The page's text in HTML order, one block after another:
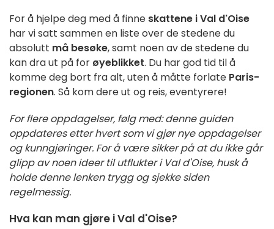
For å hjelpe deg med å finne skattene i Val d'Oise
har vi satt sammen en liste over de stedene du
absolutt må besøke, samt noen av de stedene du
kan dra ut på for øyeblikket. Du har god tid til å
komme deg bort fra alt, uten å måtte forlate Paris-
regionen. Så kom dere ut og reis, eventyrere!
For flere oppdagelser, følg med: denne guiden
oppdateres etter hvert som vi gjør nye oppdagelser
og kunngjøringer. For å være sikker på at du ikke går
glipp av noen ideer til utflukter i Val d'Oise, husk å
holde denne lenken trygg og sjekke siden
regelmessig.
Hva kan man gjøre i Val d'Oise?